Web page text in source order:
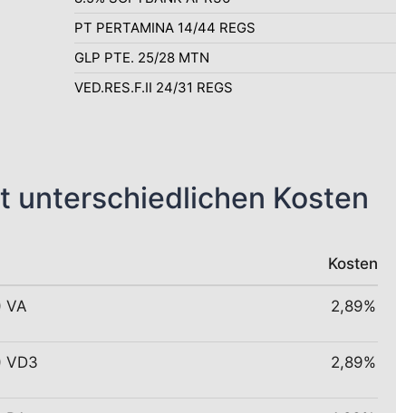
PT PERTAMINA 14/44 REGS
GLP PTE. 25/28 MTN
VED.RES.F.II 24/31 REGS
unterschiedlichen Kosten
Kosten
VA 2,89%
VD3 2,89%